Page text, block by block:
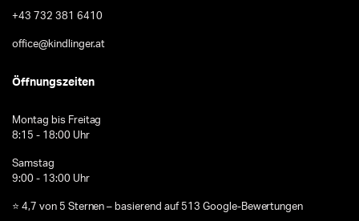
+43 732 381 6410
office@kindlinger.at
Öffnungszeiten
Montag bis Freitag
8:15 - 18:00 Uhr
Samstag
9:00 - 13:00 Uhr
⭐ 4,7 von 5 Sternen – basierend auf 513 Google-Bewertungen